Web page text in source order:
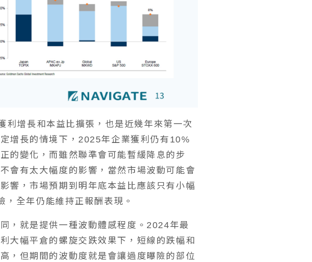
增長和本益比擴張，也是近幾年來第一次
增長的情境下，2025年企業獲利仍有10%
的變化，而雖然聯準會可能暫緩降息的步
會有太大幅度的影響，當然市場波動可能會
響，市場預期到明年底本益比應該只有小幅
全年仍能維持正報酬表現。
，就是提供一種波動體感程度。2024年最
大幅平倉的螺旋交跌效果下，短線的跌幅和
，但期間的波動度就是會讓過度曝險的部位